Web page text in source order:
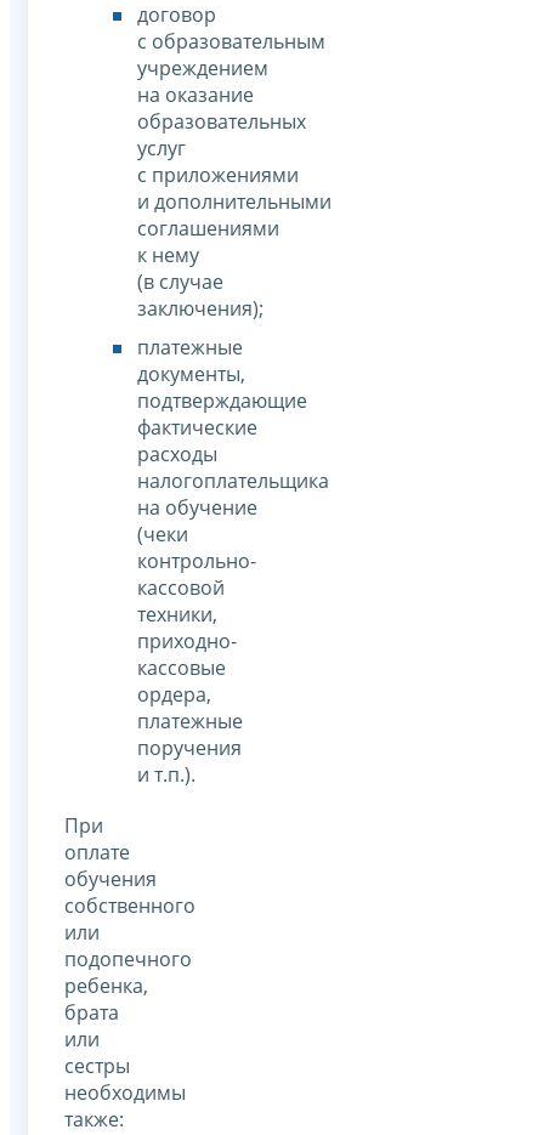
договор
с образовательным
учреждением
на оказание
образовательных
услуг
с приложениями
и дополнительными
соглашениями
к нему
(в случае
заключения);
платежные
документы,
подтверждающие
фактические
расходы
налогоплательщика
на обучение
(чеки
контрольно-
кассовой
техники,
приходно-
кассовые
ордера,
платежные
поручения
и т.п.).
При
оплате
обучения
собственного
или
подопечного
ребенка,
брата
или
сестры
необходимы
также: